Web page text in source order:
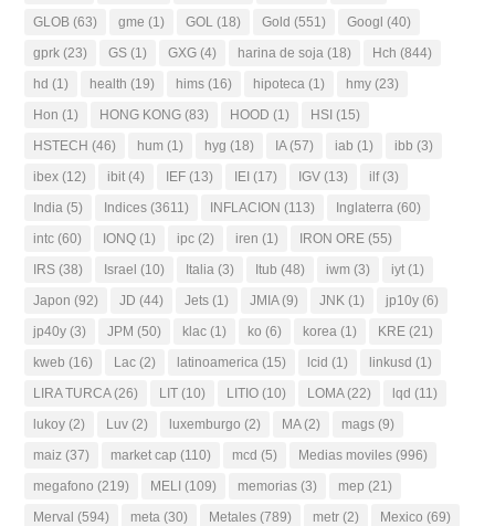
GLOB (63) gme (1) GOL (18) Gold (551) Googl (40)
gprk (23) GS (1) GXG (4) harina de soja (18) Hch (844)
hd (1) health (19) hims (16) hipoteca (1) hmy (23)
Hon (1) HONG KONG (83) HOOD (1) HSI (15)
HSTECH (46) hum (1) hyg (18) IA(57) iab (1) ibb (3)
ibex (12) ibit (4) IEF (13) IEI (17) IGV (13) ilf(3)
India (5) Indices (3611) INFLACION (113) Inglaterra (60)
intc (60) IONQ (1) ipc (2) iren (1) IRON ORE (55)
IRS (38) Israel (10) Italia (3) Itub (48) iwm (3) iyt (1)
Japon (92) JD (44) Jets (1) JMIA(9) JNK (1) jp10y (6)
jp40y (3) JPM (50) klac (1) ko (6) korea (1) KRE (21)
kweb (16) Lac (2) latinoamerica (15) lcid (1) linkusd (1)
LIRA TURCA(26) LIT (10) LITIO (10) LOMA(22) lqd (11)
lukoy (2) Luv (2) luxemburgo (2) MA(2) mags (9)
maiz (37) market cap (110) mcd (5) Medias moviles (996)
megafono (219) MELI (109) memorias (3) mep (21)
Merval (594) meta (30) Metales (789) metr (2) Mexico (69)